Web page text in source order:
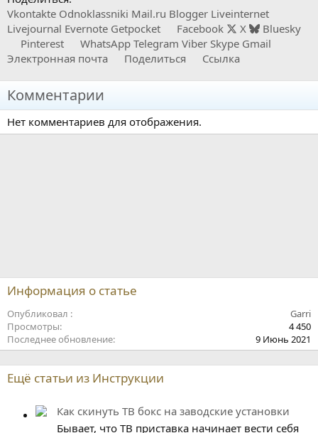
Vkontakte Odnoklassniki Mail.ru Blogger Liveinternet
Livejournal Evernote Getpocket Facebook X
Bluesky
Pinterest
WhatsApp Telegram Viber Skype Gmail
Электронная почта
Поделиться Ссылка
Комментарии
Нет комментариев для отображения.
Информация о статье
Опубликовал
Garri
Просмотры
4 450
Последнее обновление
9 Июнь 2021
Ещё статьи из Инструкции
Как скинуть ТВ бокс на заводские установки
Бывает, что ТВ приставка начинает вести себя